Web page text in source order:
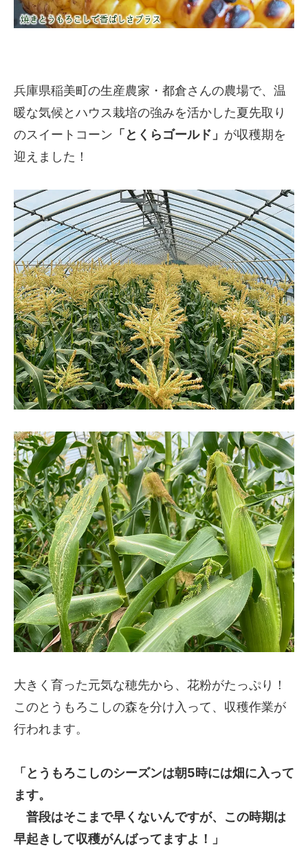
兵庫県稲美町の生産農家・都倉さんの農場で、温
暖な気候とハウス栽培の強みを活かした夏先取り
のスイートコーン 「とくらゴールド」 が収穫期を
迎えました！
大きく育った元気な穂先から、花粉がたっぷり！
このとうもろこしの森を分け入って、収穫作業が
行われます。
「とうもろこしのシーズンは朝5時には畑に入って
ます。
普段はそこまで早くないんですが、この時期は
早起きして収穫がんばってますよ！」